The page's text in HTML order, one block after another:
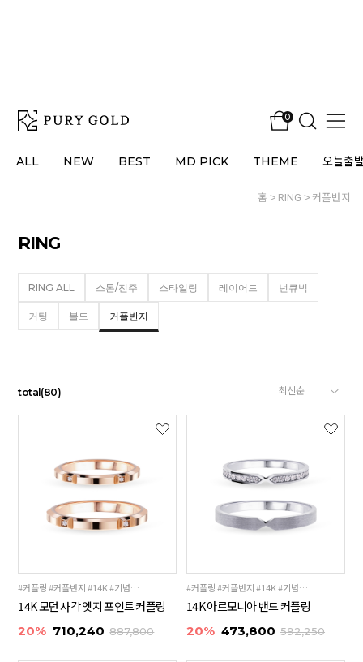
0
ALL NEW BEST MD PICK THEME 오늘출
홈 RING 커플반지
RING
RING ALL 스톤/진주 스타일링 레이어드 넌큐빅
커팅 볼드 커플반지
total (80)
#커플링 #커플반지 #14K #기념일선물 #18K
14K 모던 사각 엣지 포인트 커플링
20% 710,240 887,800
#커플링 #커플반지 #14K #기념일선물 #18K
14K 아르모니아 밴드 커플링
20% 473,800 592,250